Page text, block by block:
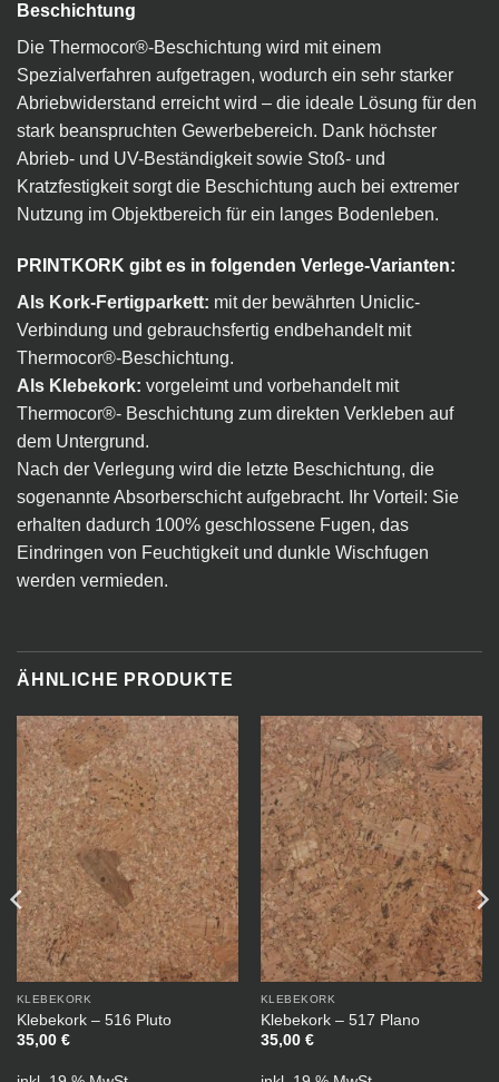
Beschichtung
Die Thermocor®-Beschichtung wird mit einem
Spezialverfahren aufgetragen, wodurch ein sehr starker
Abriebwiderstand erreicht wird – die ideale Lösung für den
stark beanspruchten Gewerbebereich. Dank höchster
Abrieb- und UV-Beständigkeit sowie Stoß- und
Kratzfestigkeit sorgt die Beschichtung auch bei extremer
Nutzung im Objektbereich für ein langes Bodenleben.
PRINTKORK gibt es in folgenden Verlege-Varianten:
Als Kork-Fertigparkett: mit der bewährten Uniclic-
Verbindung und gebrauchsfertig endbehandelt mit
Thermocor®-Beschichtung.
Als Klebekork: vorgeleimt und vorbehandelt mit
Thermocor®- Beschichtung zum direkten Verkleben auf
dem Untergrund.
Nach der Verlegung wird die letzte Beschichtung, die
sogenannte Absorberschicht aufgebracht. Ihr Vorteil: Sie
erhalten dadurch 100% geschlossene Fugen, das
Eindringen von Feuchtigkeit und dunkle Wischfugen
werden vermieden.
ÄHNLICHE PRODUKTE
KLEBEKORK
Klebekork – 516 Pluto
35,00 €
KLEBEKORK
Klebekork – 517 Plano
35,00 €